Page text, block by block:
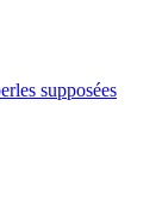
supposées